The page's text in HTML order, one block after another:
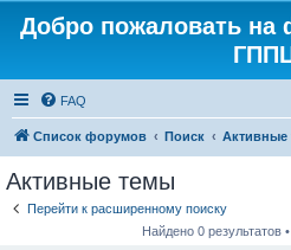
Добро пожаловать на
FAQ
Список форумов Поиск Активные
Активные темы
Перейти к расширенному поиску
Найдено 0 результатов